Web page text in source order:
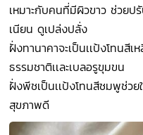
เหมาะกับคนที่มีผิวขาว ช่วย
เนียน ดูเปล่งปลั่ง
ฝั่งทานาคาจะเป็นเเป้งโทนสี
ธรรมชาติเเละเบลอรูขุมขน
ฝั่งพีชเป็นเเป้งโทนสีชมพูช่ว
สุขภาพดี